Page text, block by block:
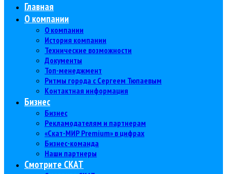
Главная
О компании
О компании
История компании
Технические возможности
Документы
Топ-менеджмент
Ритмы города с Сергеем Тюпаевым
Контактная информация
Бизнес
Бизнес
Рекламодателям и партнерам
«Скат-МИР Premium» в цифрах
Бизнес-команда
Наши партнеры
Смотрите СКАТ